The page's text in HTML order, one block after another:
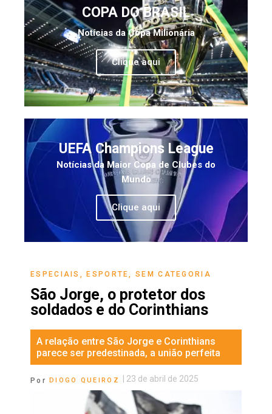
COPA DO BRASIL
Notícias da Copa Milionária
Clique aqui
UEFA Champions League
Notícias da Maior Copa de Clubes do
Mundo
Clique aqui
ESPECIAIS ,ESPORTE ,SEM CATEGORIA
São Jorge, o protetor dos
soldados e do Corinthians
A relação entre São Jorge e Corinthians
parece ser predestinada, a união perfeita
Por DIOGO QUEIROZ 23 de abril de 2025